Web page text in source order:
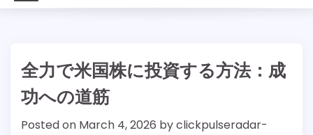
全力で米国株に投資する方法：成
功への道筋
Posted on March 4, 2026 byclickpulseradar-